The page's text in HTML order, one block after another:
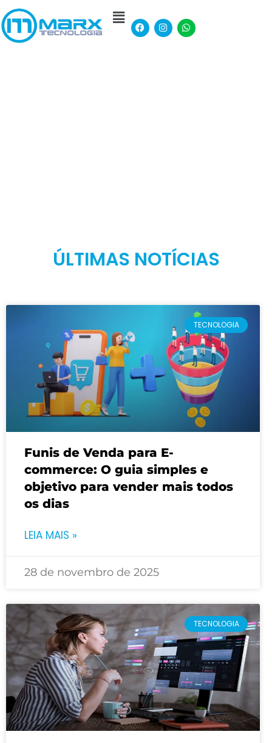
ÚLTIMAS NOTÍCIAS
TECNOLOGIA
Funis de Venda para E-
commerce: O guia simples e
objetivo para vender mais todos
os dias
LEIA MAIS »
28 de novembro de 2025
TECNOLOGIA